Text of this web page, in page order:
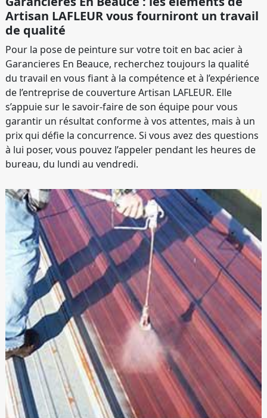
Artisan LAFLEUR vous fourniront un travail
de qualité
Pour la pose de peinture sur votre toit en bac acier à
Garancieres En Beauce, recherchez toujours la qualité
du travail en vous fiant à la compétence et à l’expérience
de l’entreprise de couverture Artisan LAFLEUR. Elle
s’appuie sur le savoir-faire de son équipe pour vous
garantir un résultat conforme à vos attentes, mais à un
prix qui défie la concurrence. Si vous avez des questions
à lui poser, vous pouvez l’appeler pendant les heures de
bureau, du lundi au vendredi.